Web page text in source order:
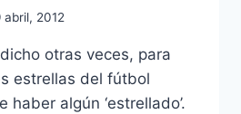
abril, 2012
otras veces, para
estrellas del fútbol
haber algún ‘estrellado’.